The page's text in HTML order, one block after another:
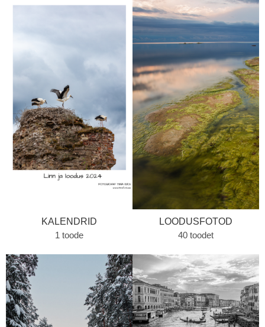
KALENDRID
1 toode
LOODUSFOTOD
40 toodet